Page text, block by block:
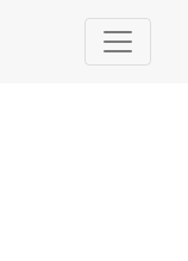
em Saúde